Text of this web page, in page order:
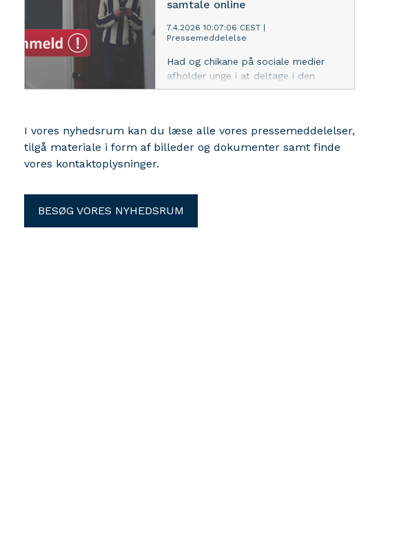
begrænse den, siger direktør i Digitalt
Ansvar.
samtale online
7.4.2026 10:07:06 CEST
Pressemeddelelse
Had og chikane på sociale medier
afholder unge i at deltage i den
demokratiske samtale på sociale
projekt, der bl.a. skal få flere unge til
at anmelde ulovligt og skadeligt
I vores nyhedsrum kan du læse alle vores pressemeddelelser,
tilgå materiale i form af billeder og dokumenter samt finde
vores kontaktoplysninger.
BESØG VORES NYHEDSRUM